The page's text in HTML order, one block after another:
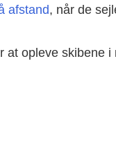
afstand, når de
at opleve skibene